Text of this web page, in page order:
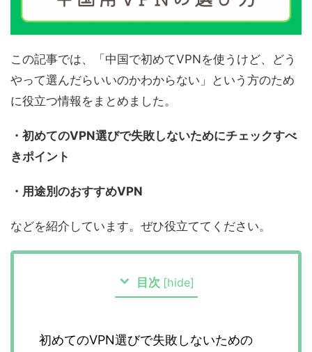
この記事では、「中国で初めてVPNを使うけど、どう
やって選んだらいいのかわからない」という方のため
に役立つ情報をまとめました。
・初めてのVPN選びで失敗しないためにチェックすべ
きポイント
・用途別のおすすめVPN
などを紹介しています。ぜひ役立ててください。
目次 [hide]
初めてのVPN選びで失敗しないための